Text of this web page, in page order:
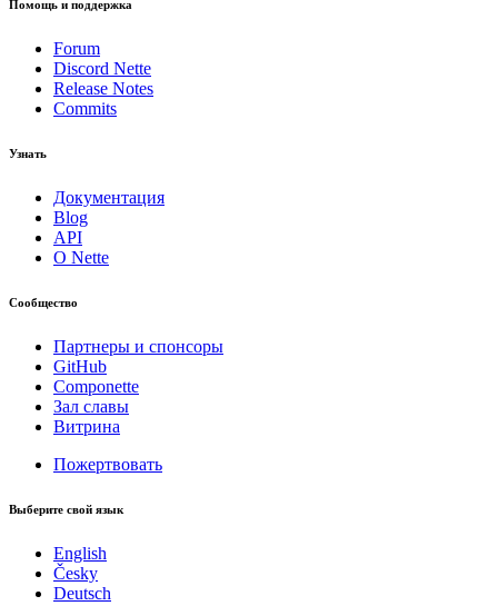
Помощь и поддержка
Forum
Discord Nette
Release Notes
Commits
Узнать
Документация
Blog
API
О Nette
Сообщество
Партнеры и спонсоры
GitHub
Componette
Зал славы
Витрина
Пожертвовать
Выберите свой язык
English
Česky
Deutsch